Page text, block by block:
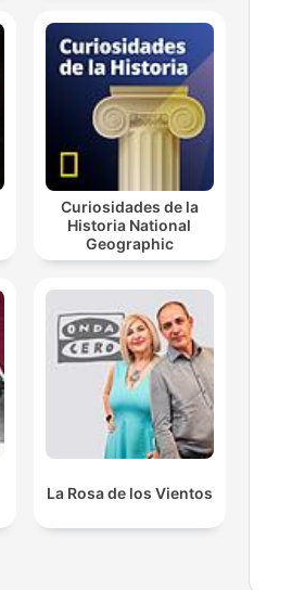
Curiosidades de la
Historia National
Geographic
La Rosa de los Vientos